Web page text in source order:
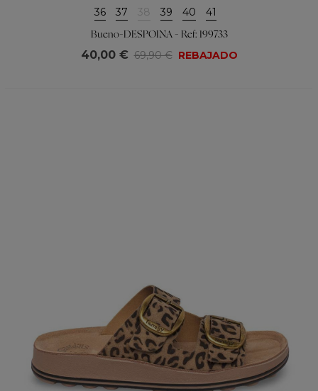
36 37 38 39 40 41
Bueno-DESPOINA - Ref: 199733
40,00 € 69,90 € REBAJADO